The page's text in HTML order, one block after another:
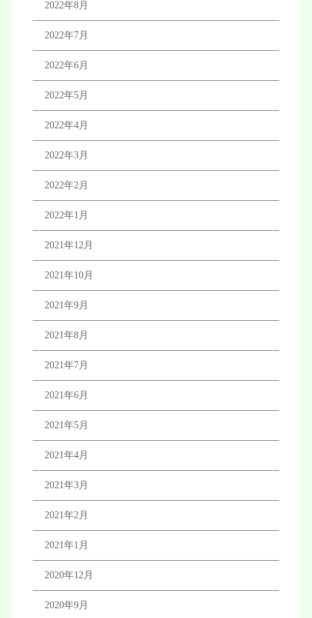
2022年8月
2022年7月
2022年6月
2022年5月
2022年4月
2022年3月
2022年2月
2022年1月
2021年12月
2021年10月
2021年9月
2021年8月
2021年7月
2021年6月
2021年5月
2021年4月
2021年3月
2021年2月
2021年1月
2020年12月
2020年9月